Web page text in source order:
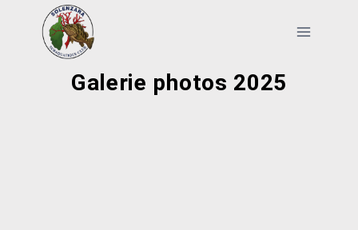
Galerie photos 2025